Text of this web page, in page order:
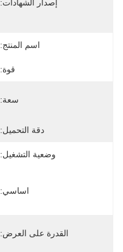
إصدار الشهادات:
اسم المنتج:
قوة:
سعة:
دقة التحميل:
وضعية التشغيل:
اساسي:
القدرة على العرض: